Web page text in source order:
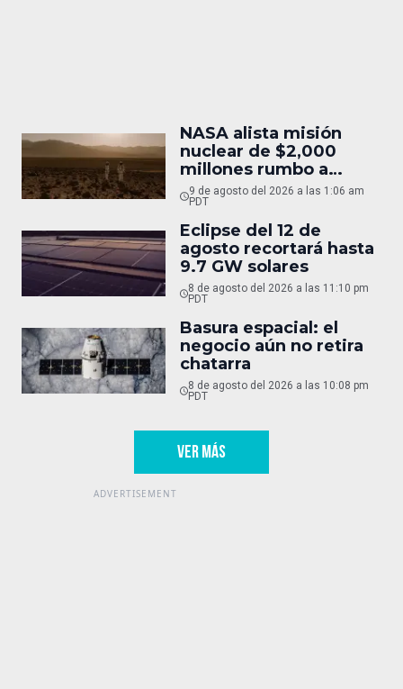
NASA alista misión
nuclear de $2,000
millones rumbo a
Marte
9 de agosto del 2026 a las 1:06 am
PDT
Eclipse del 12 de
agosto recortará hasta
9.7 GW solares
8 de agosto del 2026 a las 11:10 pm
PDT
Basura espacial: el
negocio aún no retira
chatarra
8 de agosto del 2026 a las 10:08 pm
PDT
VER MÁS